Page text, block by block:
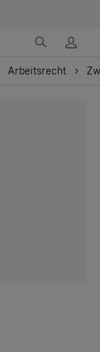
Arbeitsrecht